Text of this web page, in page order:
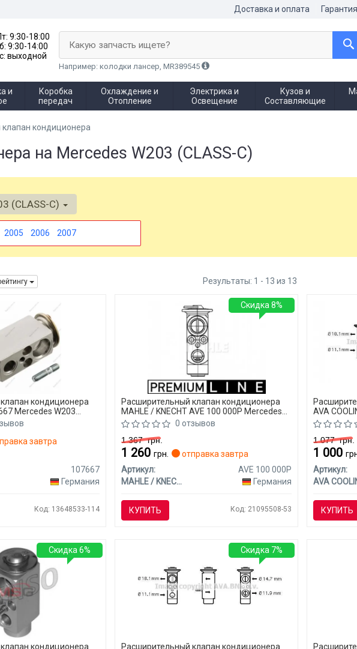
Доставка и оплата
9:30-18:00
9:30-14:00
выходной
Какую запчасть ищете?
Например: колодки лансер, MR389545
и
Коробка
передач
Охлаждение и
Отопление
Электрика и
Освещение
Кузов и
Составляющие
кондиционера
на Mercedes W203 (CLASS-C)
2005 2006 2007
(CLASS-C)
Результаты: 1 - 13 из 13
кондиционера
Mercedes W203
завтра
107667
Германия
Код: 13648533-114
Расширительный клапан кондиционера
MAHLE / KNECHT AVE 100 000P Mercedes
W203 (CLASS-C)0 отзывов
1 367грн.
1 260грн.
отправка завтра
Артикул:
AVE 100 000P
MAHLE / KNECHT
Германия
КУПИТЬ Код: 21095508-53
Скидка 8%
AVA
(CLASS-C)
1 077грн.
1 000
Артикул:
AVA
КУПИТЬ
кондиционера
Скидка 6%
Расширительный клапан кондиционера
Скидка 7%